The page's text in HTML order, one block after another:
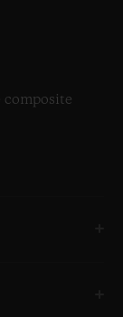
composite